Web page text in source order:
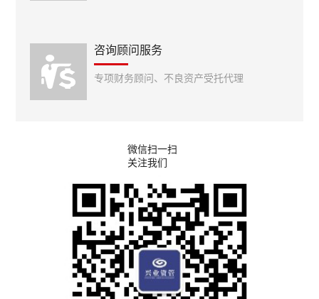
咨询顾问服务
专项财务顾问、不良资产受托代理
微信扫一扫
关注我们